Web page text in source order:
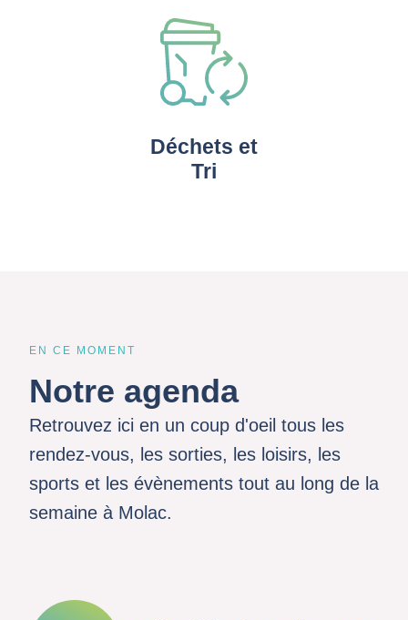
Déchets et
Tri
EN CE MOMENT
Notre agenda
Retrouvez ici en un coup d'oeil tous les
rendez-vous, les sorties, les loisirs, les
sports et les évènements tout au long de la
semaine à Molac.